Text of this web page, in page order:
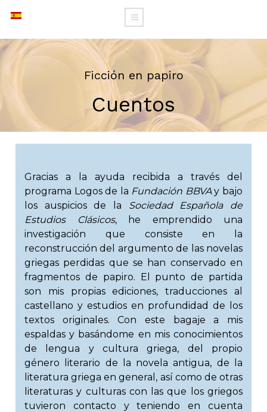
Ficción en papiro
Cuentos
Gracias a la ayuda recibida a través del
programa Logos de la Fundación BBVAy bajo
los auspicios de la Sociedad Española de
Estudios Clásicos, he emprendido una
investigación que consiste en la
reconstrucción del argumento de las novelas
griegas perdidas que se han conservado en
fragmentos de papiro. El punto de partida
son mis propias ediciones, traducciones al
castellano y estudios en profundidad de los
textos originales. Con este bagaje a mis
espaldas y basándome en mis conocimientos
de lengua y cultura griega, del propio
género literario de la novela antigua, de la
literatura griega en general, así como de otras
literaturas y culturas con las que los griegos
tuvieron contacto y teniendo en cuenta